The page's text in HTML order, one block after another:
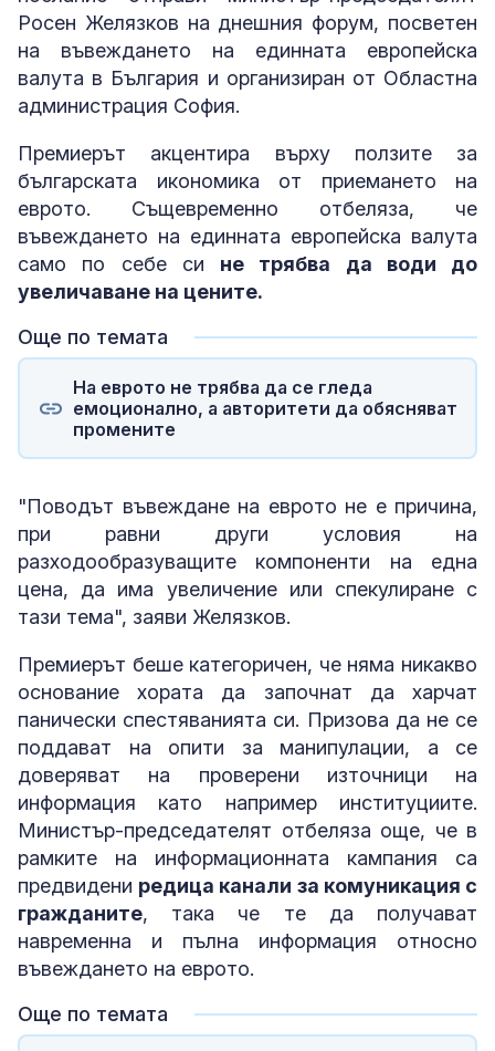
Росен Желязков на днешния форум, посветен
на въвеждането на единната европейска
валута в България и организиран от Областна
администрация София.
Премиерът акцентира върху ползите за
българската икономика от приемането на
еврото. Същевременно отбеляза, че
въвеждането на единната европейска валута
само по себе си не трябва да води до
увеличаване на цените.
Още по темата
На еврото не трябва да се гледа
емоционално, а авторитети да обясняват
промените
"Поводът въвеждане на еврото не е причина,
при равни други условия на
разходообразуващите компоненти на една
цена, да има увеличение или спекулиране с
тази тема", заяви Желязков.
Премиерът беше категоричен, че няма никакво
основание хората да започнат да харчат
панически спестяванията си. Призова да не се
поддават на опити за манипулации, а се
доверяват на проверени източници на
информация като например институциите.
Министър-председателят отбеляза още, че в
рамките на информационната кампания са
предвидени редица канали за комуникация с
гражданите, така че те да получават
навременна и пълна информация относно
въвеждането на еврото.
Още по темата